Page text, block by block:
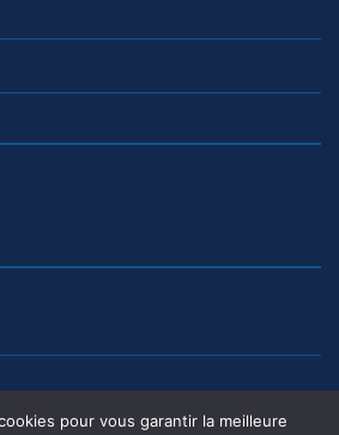
pour vous garantir la meilleure